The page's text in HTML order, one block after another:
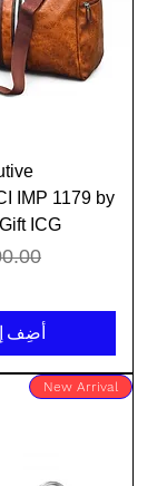
IMP 1179 by
ICG
سعر
أضِف
New Arrival